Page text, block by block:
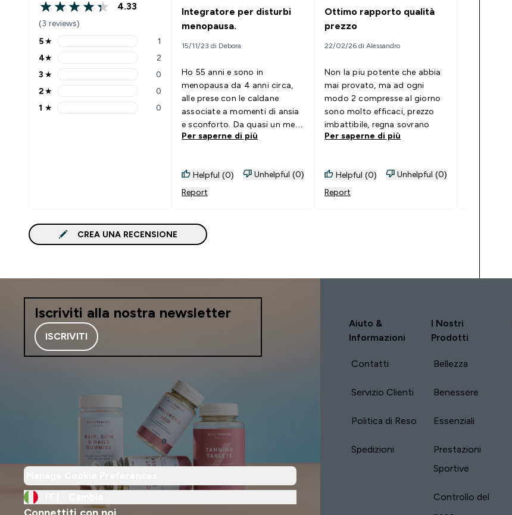
4.33 out of 5 stars
4.33
(3 reviews)
5 stars rating 1 reviews
5★ 1
4 stars rating 2 reviews
4★ 2
3 stars rating 0 reviews
3 ★ 0
2 stars rating 0 reviews
2★ 0
1 stars rating 0 reviews
1 ★ 0
Integratore per disturbi
menopausa.
15/11/23 di Debora
Ho 55 anni e sono in
menopausa da 4 anni circa,
alle prese con le caldane
associate a momenti di ansia
e sconforto. Da quasi un mese
sto usando MACA in
di altri integratori già provati
(compresi isoflavoni di soia e
gestire meglio le vampate e di
tollerare con più serenità il
professionista della salute
interessante associazione di
principi attivi e personalmente
donne che vivono il mio
alcun beneficio. Ringrazio
Myvitamins per avermi fatto
conoscere questo principio
attivo di cui ignoravo
l'esistenza! Debora
Per saperne di più
Helpful (0)
Unhelpful (0)
Report
Ottimo rapporto qualità
prezzo
22/02/26 di Alessandro
Non la piu potente che abbia
mai provato, ma ad ogni
modo 2 compresse al giorno
sono molto efficaci, prezzo
imbattibile, regna sovrano
Per saperne di più
Helpful (0)
Unhelpful (0)
Report
CREA UNA RECENSIONE
Iscriviti alla nostra newsletter
ISCRIVITI
Connettiti con noi
Aiuto &
Informazioni
Contatti
Servizio Clienti
Politica di Reso
Spedizioni
I Nostri
Prodotti
Bellezza
Benessere
Essenziali
Prestazioni
Sportive
Controllo del